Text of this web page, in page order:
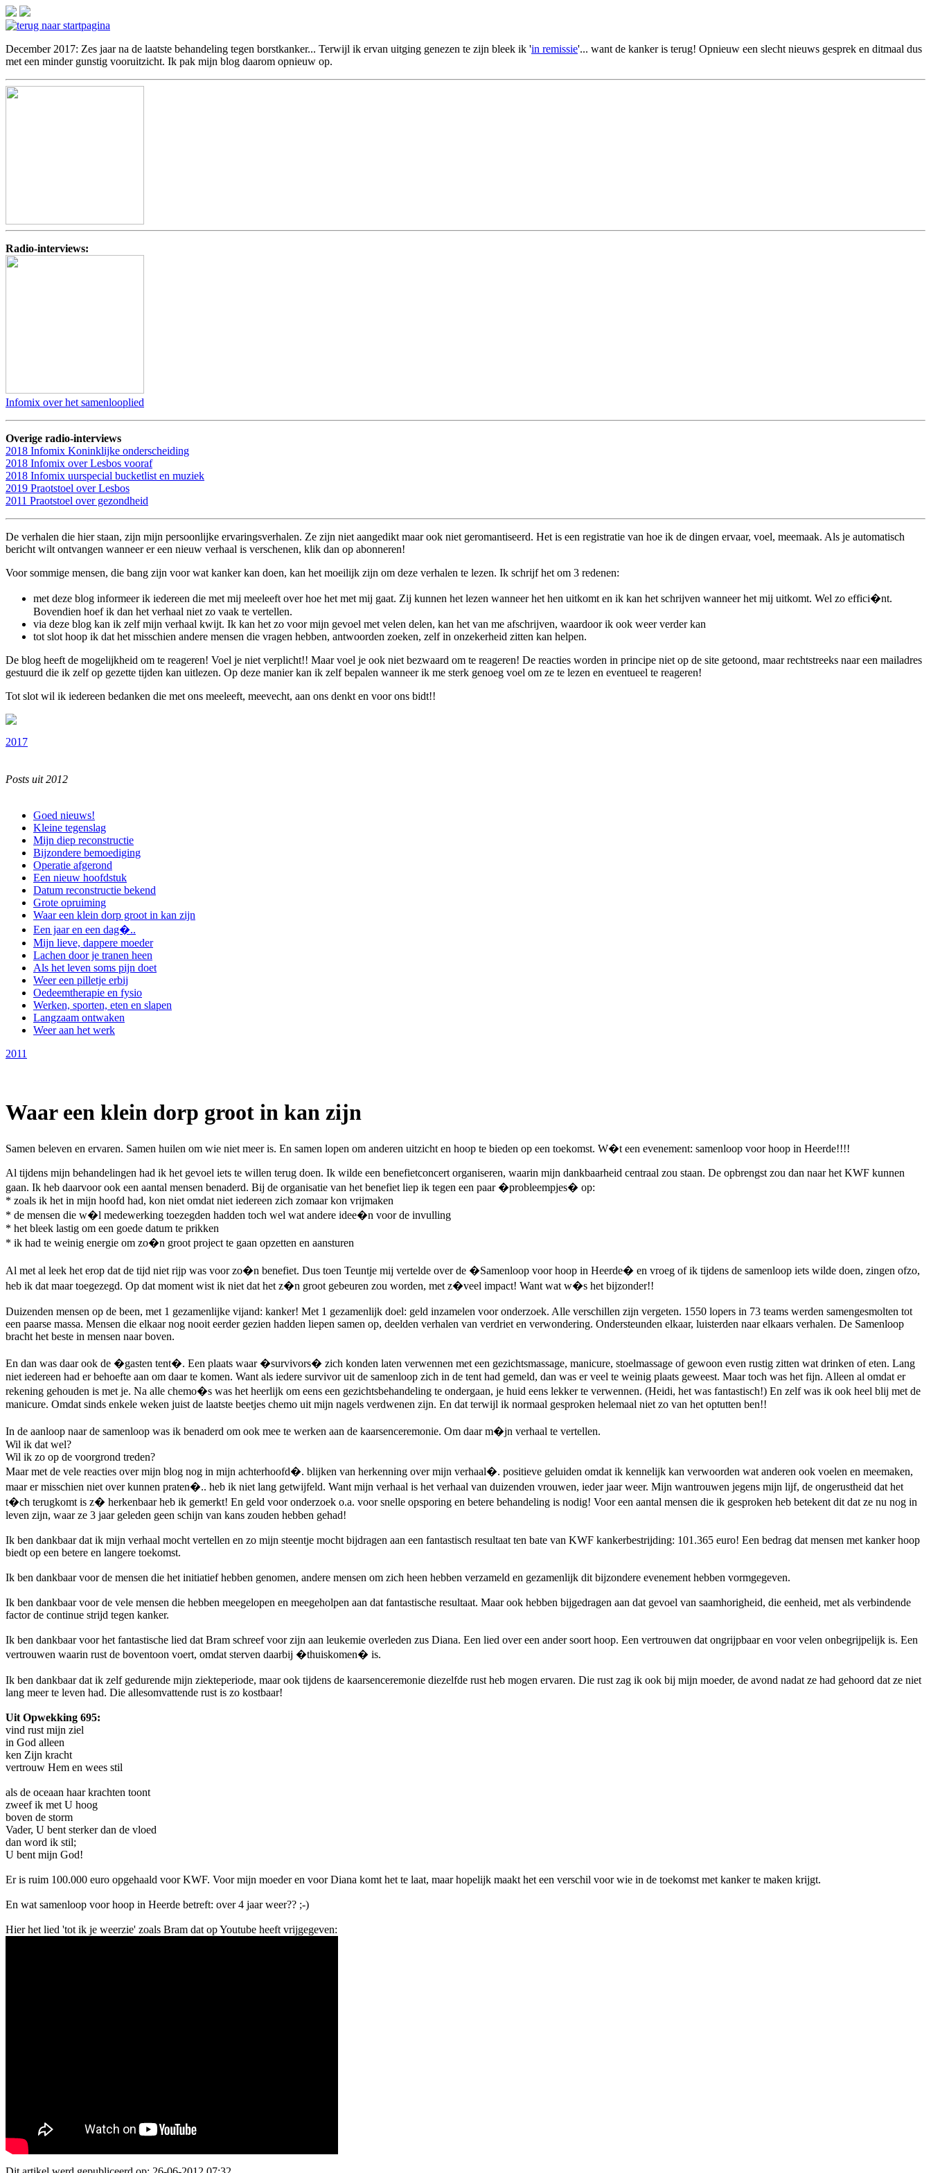
December 2017: Zes jaar na de laatste behandeling tegen borstkanker... Terwijl ik ervan uitging genezen te zijn bleek ik 'in remissie'... want de kanker is terug! Opnieuw een slecht nieuws gesprek en ditmaal dus
met een minder gunstig vooruitzicht. Ik pak mijn blog daarom opnieuw op.
Radio-interviews:
Infomix over het samenlooplied
Overige radio-interviews
2018 Infomix Koninklijke onderscheiding
2018 Infomix over Lesbos vooraf
2018 Infomix uurspecial bucketlist en muziek
2019 Praotstoel over Lesbos
2011 Praotstoel over gezondheid
De verhalen die hier staan, zijn mijn persoonlijke ervaringsverhalen. Ze zijn niet aangedikt maar ook niet geromantiseerd. Het is een registratie van hoe ik de dingen ervaar, voel, meemaak. Als je automatisch
bericht wilt ontvangen wanneer er een nieuw verhaal is verschenen, klik dan op abonneren!
Voor sommige mensen, die bang zijn voor wat kanker kan doen, kan het moeilijk zijn om deze verhalen te lezen. Ik schrijf het om 3 redenen:
met deze blog informeer ik iedereen die met mij meeleeft over hoe het met mij gaat. Zij kunnen het lezen wanneer het hen uitkomt en ik kan het schrijven wanneer het mij uitkomt. Wel zo effici�nt.
Bovendien hoef ik dan het verhaal niet zo vaak te vertellen.
via deze blog kan ik zelf mijn verhaal kwijt. Ik kan het zo voor mijn gevoel met velen delen, kan het van me afschrijven, waardoor ik ook weer verder kan
tot slot hoop ik dat het misschien andere mensen die vragen hebben, antwoorden zoeken, zelf in onzekerheid zitten kan helpen.
De blog heeft de mogelijkheid om te reageren! Voel je niet verplicht!! Maar voel je ook niet bezwaard om te reageren! De reacties worden in principe niet op de site getoond, maar rechtstreeks naar een mailadres
gestuurd die ik zelf op gezette tijden kan uitlezen. Op deze manier kan ik zelf bepalen wanneer ik me sterk genoeg voel om ze te lezen en eventueel te reageren!
Tot slot wil ik iedereen bedanken die met ons meeleeft, meevecht, aan ons denkt en voor ons bidt!!
2017
Posts uit 2012
Goed nieuws!
Kleine tegenslag
Mijn diep reconstructie
Bijzondere bemoediging
Operatie afgerond
Een nieuw hoofdstuk
Datum reconstructie bekend
Grote opruiming
Waar een klein dorp groot in kan zijn
Een jaar en een dag�..
Mijn lieve, dappere moeder
Lachen door je tranen heen
Als het leven soms pijn doet
Weer een pilletje erbij
Oedeemtherapie en fysio
Werken, sporten, eten en slapen
Langzaam ontwaken
Weer aan het werk
2011
Waar een klein dorp groot in kan zijn
Samen beleven en ervaren. Samen huilen om wie niet meer is. En samen lopen om anderen uitzicht en hoop te bieden op een toekomst. W�t een evenement: samenloop voor hoop in Heerde!!!!
Al tijdens mijn behandelingen had ik het gevoel iets te willen terug doen. Ik wilde een benefietconcert organiseren, waarin mijn dankbaarheid centraal zou staan. De opbrengst zou dan naar het KWF kunnen
gaan. Ik heb daarvoor ook een aantal mensen benaderd. Bij de organisatie van het benefiet liep ik tegen een paar �probleempjes� op:
* zoals ik het in mijn hoofd had, kon niet omdat niet iedereen zich zomaar kon vrijmaken
* de mensen die w�l medewerking toezegden hadden toch wel wat andere idee�n voor de invulling
* het bleek lastig om een goede datum te prikken
* ik had te weinig energie om zo�n groot project te gaan opzetten en aansturen
Al met al leek het erop dat de tijd niet rijp was voor zo�n benefiet. Dus toen Teuntje mij vertelde over de �Samenloop voor hoop in Heerde� en vroeg of ik tijdens de samenloop iets wilde doen, zingen ofzo,
heb ik dat maar toegezegd. Op dat moment wist ik niet dat het z�n groot gebeuren zou worden, met z�veel impact! Want wat w�s het bijzonder!!
Duizenden mensen op de been, met 1 gezamenlijke vijand: kanker! Met 1 gezamenlijk doel: geld inzamelen voor onderzoek. Alle verschillen zijn vergeten. 1550 lopers in 73 teams werden samengesmolten tot
een paarse massa. Mensen die elkaar nog nooit eerder gezien hadden liepen samen op, deelden verhalen van verdriet en verwondering. Ondersteunden elkaar, luisterden naar elkaars verhalen. De Samenloop
bracht het beste in mensen naar boven.
En dan was daar ook de �gasten tent�. Een plaats waar �survivors� zich konden laten verwennen met een gezichtsmassage, manicure, stoelmassage of gewoon even rustig zitten wat drinken of eten. Lang
niet iedereen had er behoefte aan om daar te komen. Want als iedere survivor uit de samenloop zich in de tent had gemeld, dan was er veel te weinig plaats geweest. Maar toch was het fijn. Alleen al omdat er
rekening gehouden is met je. Na alle chemo�s was het heerlijk om eens een gezichtsbehandeling te ondergaan, je huid eens lekker te verwennen. (Heidi, het was fantastisch!) En zelf was ik ook heel blij met de
manicure. Omdat sinds enkele weken juist de laatste beetjes chemo uit mijn nagels verdwenen zijn. En dat terwijl ik normaal gesproken helemaal niet zo van het optutten ben!!
In de aanloop naar de samenloop was ik benaderd om ook mee te werken aan de kaarsenceremonie. Om daar m�jn verhaal te vertellen.
Wil ik dat wel?
Wil ik zo op de voorgrond treden?
Maar met de vele reacties over mijn blog nog in mijn achterhoofd�. blijken van herkenning over mijn verhaal�. positieve geluiden omdat ik kennelijk kan verwoorden wat anderen ook voelen en meemaken,
maar er misschien niet over kunnen praten�.. heb ik niet lang getwijfeld. Want mijn verhaal is het verhaal van duizenden vrouwen, ieder jaar weer. Mijn wantrouwen jegens mijn lijf, de ongerustheid dat het
t�ch terugkomt is z� herkenbaar heb ik gemerkt! En geld voor onderzoek o.a. voor snelle opsporing en betere behandeling is nodig! Voor een aantal mensen die ik gesproken heb betekent dit dat ze nu nog in
leven zijn, waar ze 3 jaar geleden geen schijn van kans zouden hebben gehad!
Ik ben dankbaar dat ik mijn verhaal mocht vertellen en zo mijn steentje mocht bijdragen aan een fantastisch resultaat ten bate van KWF kankerbestrijding: 101.365 euro! Een bedrag dat mensen met kanker hoop
biedt op een betere en langere toekomst.
Ik ben dankbaar voor de mensen die het initiatief hebben genomen, andere mensen om zich heen hebben verzameld en gezamenlijk dit bijzondere evenement hebben vormgegeven.
Ik ben dankbaar voor de vele mensen die hebben meegelopen en meegeholpen aan dat fantastische resultaat. Maar ook hebben bijgedragen aan dat gevoel van saamhorigheid, die eenheid, met als verbindende
factor de continue strijd tegen kanker.
Ik ben dankbaar voor het fantastische lied dat Bram schreef voor zijn aan leukemie overleden zus Diana. Een lied over een ander soort hoop. Een vertrouwen dat ongrijpbaar en voor velen onbegrijpelijk is. Een
vertrouwen waarin rust de boventoon voert, omdat sterven daarbij �thuiskomen� is.
Ik ben dankbaar dat ik zelf gedurende mijn ziekteperiode, maar ook tijdens de kaarsenceremonie diezelfde rust heb mogen ervaren. Die rust zag ik ook bij mijn moeder, de avond nadat ze had gehoord dat ze niet
lang meer te leven had. Die allesomvattende rust is zo kostbaar!
Uit Opwekking 695:
vind rust mijn ziel
in God alleen
ken Zijn kracht
vertrouw Hem en wees stil
als de oceaan haar krachten toont
zweef ik met U hoog
boven de storm
Vader, U bent sterker dan de vloed
dan word ik stil;
U bent mijn God!
Er is ruim 100.000 euro opgehaald voor KWF. Voor mijn moeder en voor Diana komt het te laat, maar hopelijk maakt het een verschil voor wie in de toekomst met kanker te maken krijgt.
En wat samenloop voor hoop in Heerde betreft: over 4 jaar weer?? ;-)
Hier het lied 'tot ik je weerzie' zoals Bram dat op Youtube heeft vrijgegeven: